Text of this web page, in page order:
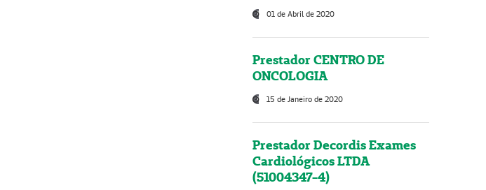
01 de Abril de 2020
Prestador CENTRO DE
ONCOLOGIA
15 de Janeiro de 2020
Prestador Decordis Exames
Cardiológicos LTDA
(51004347-4)